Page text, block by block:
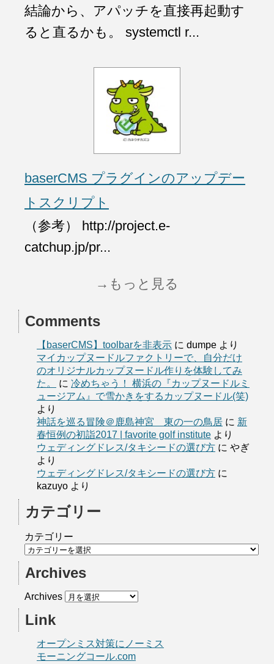
結論から、アパッチを直接再起動す
ると直るかも。 systemctl r...
baserCMS プラグインのアップデー
トスクリプト
（参考） http://project.e-
catchup.jp/pr...
→もっと見る
Comments
【baserCMS】toolbarを非表示 に dumpe より
マイカップヌードルファクトリーで、自分だけ
のオリジナルカップヌードル作りを体験してみ
た。
に 冷めちゃう！ 横浜の『カップヌードルミ
ュージアム』で雪かきをするカップヌードル(笑)
より
神話を巡る冒険＠鹿島神宮 東の一の鳥居 に 新
春恒例の初詣2017 | favorite golf institute より
ウェディングドレス/タキシードの選び方 に やぎ
より
ウェディングドレス/タキシードの選び方 に
kazuyo より
カテゴリー
カテゴリー
Archives
Archives
Link
オープンミス対策にノーミス
モーニングコール.com